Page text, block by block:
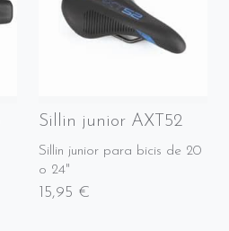
Sillin junior AXT52
Sillin junior para bicis de 20
o 24"
15,95 €